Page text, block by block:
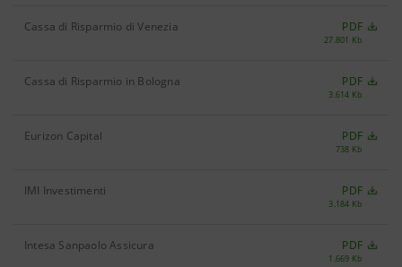
Cassa di Risparmio di Venezia PDF
27.801 Kb
Cassa di Risparmio in Bologna PDF
3.614 Kb
Eurizon Capital PDF
738 Kb
IMI Investimenti PDF
3.184 Kb
Intesa Sanpaolo Assicura PDF
1.669 Kb